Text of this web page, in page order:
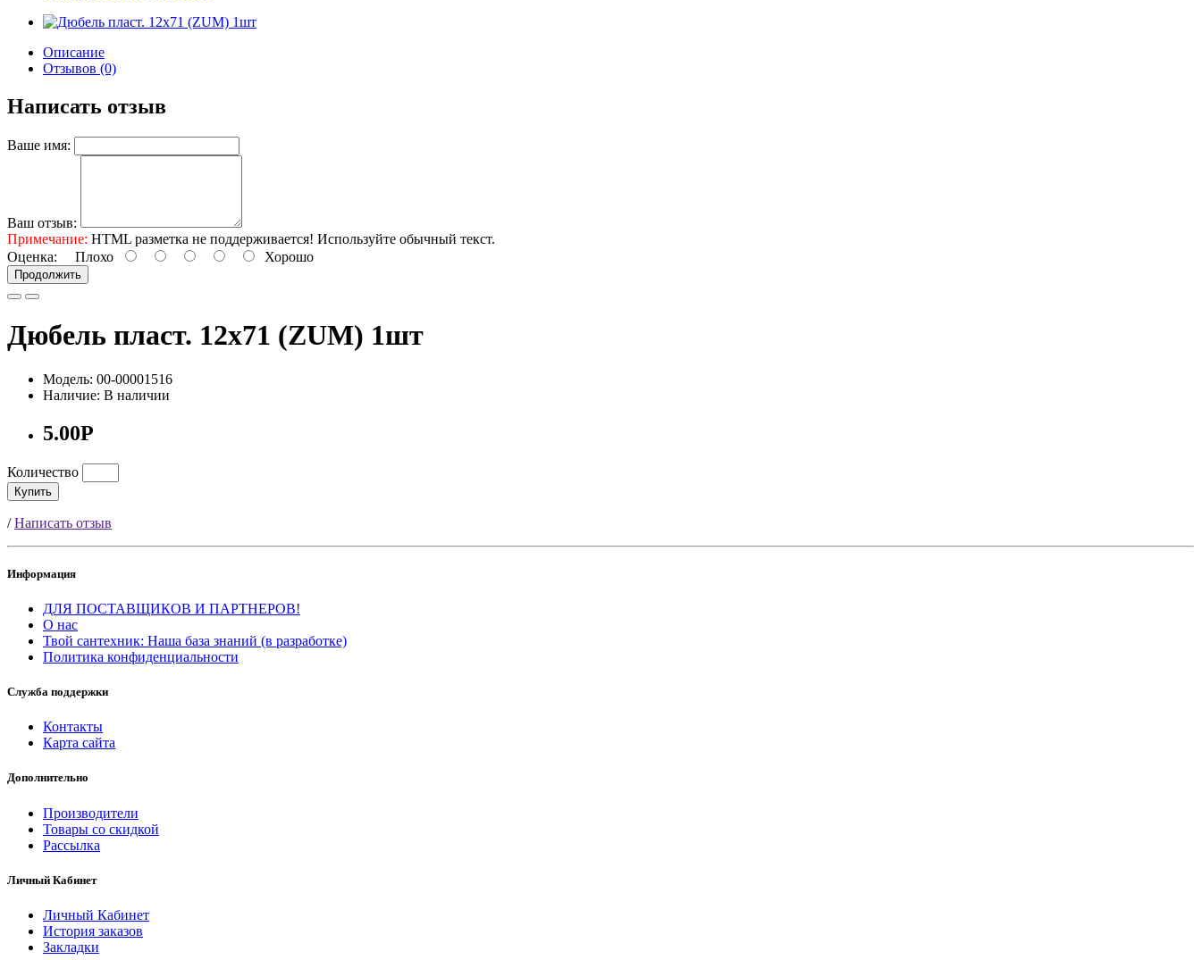
Описание
Отзывов (0)
Написать отзыв
Ваше имя:
Ваш отзыв:
Примечание: HTML разметка не поддерживается! Используйте обычный текст.
Оценка: Плохо Хорошо
Продолжить
Дюбель пласт. 12х71 (ZUM) 1шт
Модель: 00-00001516
Наличие: В наличии
5.00Р
Количество
Купить
/Написать отзыв
Информация
ДЛЯ ПОСТАВЩИКОВ И ПАРТНЕРОВ!
О нас
Твой сантехник: Наша база знаний (в разработке)
Политика конфиденциальности
Служба поддержки
Контакты
Карта сайта
Дополнительно
Производители
Товары со скидкой
Рассылка
Личный Кабинет
Личный Кабинет
История заказов
Закладки